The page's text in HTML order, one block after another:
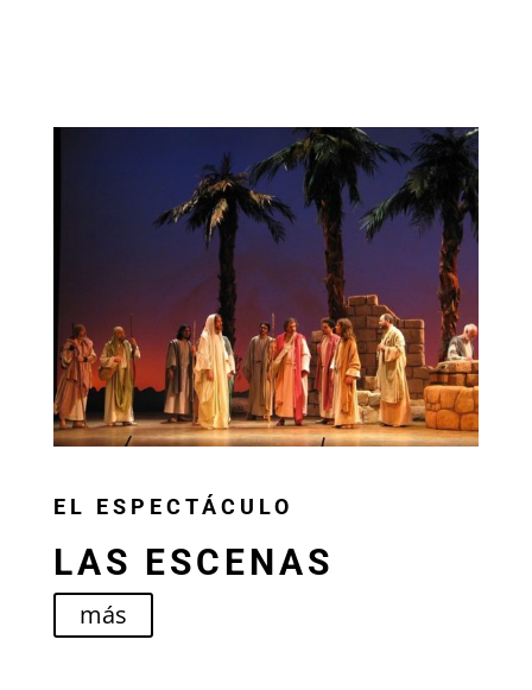
EL ESPECTÁCULO
LAS ESCENAS
más